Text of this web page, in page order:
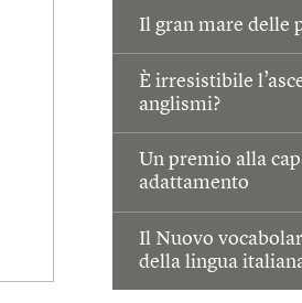
Il gran mare delle
È irresistibile
anglismi?
Un premio alla
adattamento
Il Nuovo
della lingua